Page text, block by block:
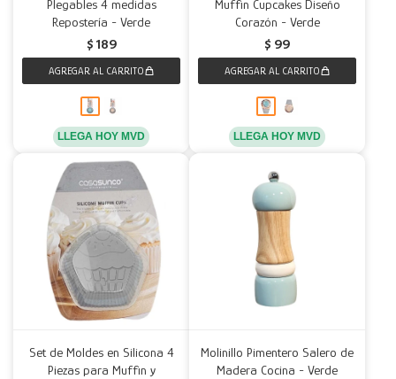
Plegables 4 medidas
Repostería - Verde
$ 189
LLEGA HOY MVD
Muffin Cupcakes Diseño
Corazón - Verde
$ 99
LLEGA HOY MVD
Set de Moldes en Silicona 4
Piezas para Muffin y
Molinillo Pimentero Salero de
Madera Cocina - Verde